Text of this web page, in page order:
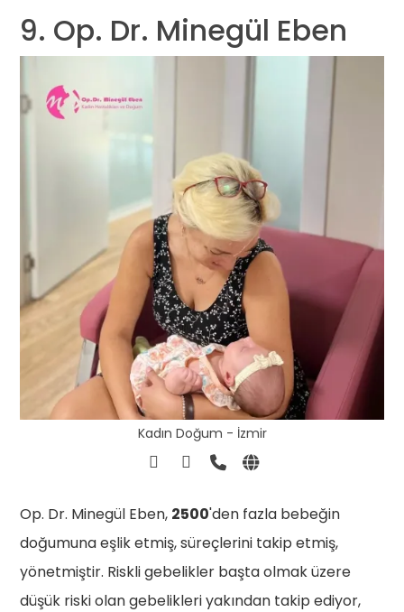
9. Op. Dr. Minegül Eben
Kadın Doğum - İzmir
Op. Dr. Minegül Eben, 2500'den fazla bebeğin
doğumuna eşlik etmiş, süreçlerini takip etmiş,
yönetmiştir. Riskli gebelikler başta olmak üzere
düşük riski olan gebelikleri yakından takip ediyor,